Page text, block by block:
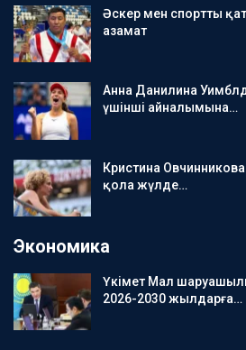
Әскер мен спортты
азамат
Анна Данилина
үшінші айналымына…
Кристина
қола жүлде…
Экономика
Үкімет Мал
2026-2030 жылдарға…